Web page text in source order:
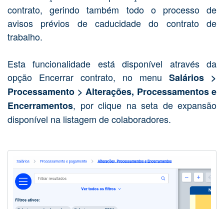
contrato, gerindo também todo o processo de
avisos prévios de caducidade do contrato de
trabalho.
Esta funcionalidade está disponível através da
opção Encerrar contrato, no menu Salários >
Processamento > Alterações, Processamentos e
Encerramentos, por clique na seta de expansão
disponível na listagem de colaboradores.